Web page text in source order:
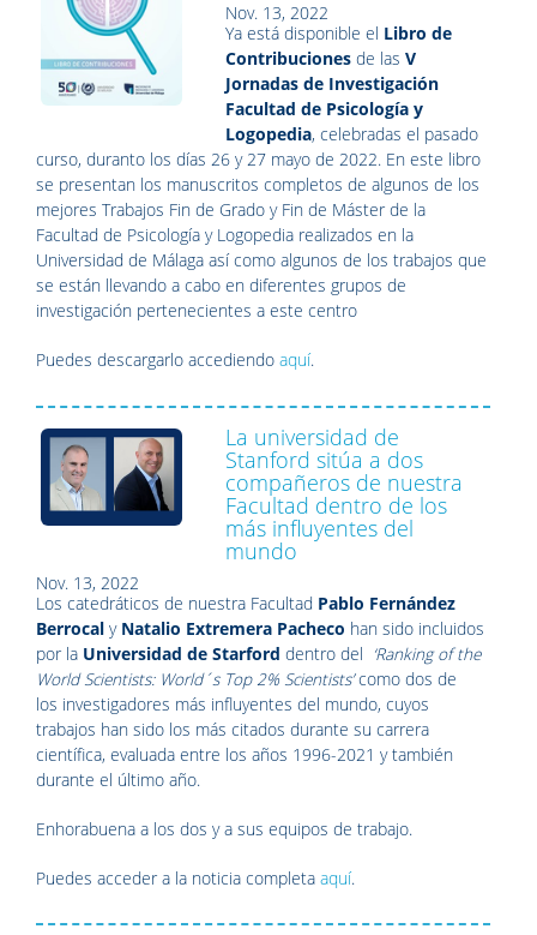
Nov. 13, 2022
Ya está disponible el Libro de
Contribuciones de las V
Jornadas de Investigación
Facultad de Psicología y
Logopedia, celebradas el pasado
curso, duranto los días 26 y 27 mayo de 2022. En este libro
se presentan los manuscritos completos de algunos de los
mejores Trabajos Fin de Grado y Fin de Máster de la
Facultad de Psicología y Logopedia realizados en la
Universidad de Málaga así como algunos de los trabajos que
se están llevando a cabo en diferentes grupos de
investigación pertenecientes a este centro
Puedes descargarlo accediendo aquí.
La universidad de
Stanford sitúa a dos
compañeros de nuestra
Facultad dentro de los
más influyentes del
mundo
Nov. 13, 2022
Los catedráticos de nuestra Facultad Pablo Fernández
Berrocal y Natalio Extremera Pacheco han sido incluidos
por la Universidad de Starford dentro del ‘Ranking of the
World Scientists: World´s Top 2% Scientists’como dos de
los investigadores más influyentes del mundo, cuyos
trabajos han sido los más citados durante su carrera
científica, evaluada entre los años 1996-2021 y también
durante el último año.
Enhorabuena a los dos y a sus equipos de trabajo.
Puedes acceder a la noticia completa aquí.